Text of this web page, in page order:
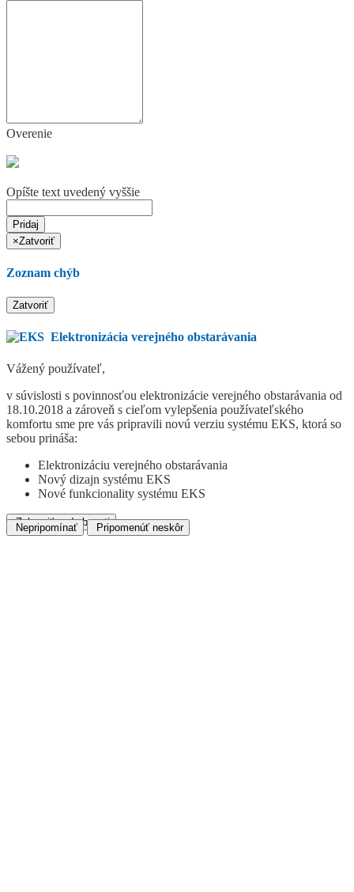
Overenie
Opíšte text uvedený vyššie
Pridaj
×Zatvoriť
Zoznam chýb
Zatvoriť
Elektronizácia verejného obstarávania
Vážený používateľ,
v súvislosti s povinnosťou elektronizácie verejného obstarávania od
18.10.2018 a zároveň s cieľom vylepšenia používateľského
komfortu sme pre vás pripravili novú verziu systému EKS, ktorá so
sebou prináša:
Elektronizáciu verejného obstarávania
Nový dizajn systému EKS
Nové funkcionality systému EKS
Zobraziť podrobnosti
Nepripomínať Pripomenúť neskôr